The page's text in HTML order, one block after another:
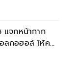
แจกหน้ากาก
ลกอฮอล์ ให้คน